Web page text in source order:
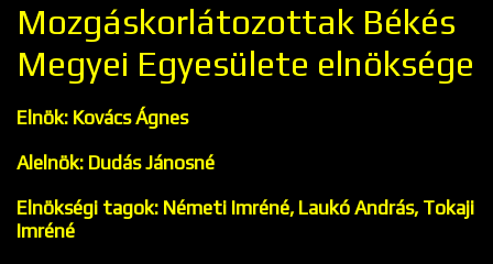
Mozgáskorlátozottak Békés
Megyei Egyesülete elnöksége
Elnök: Kovács Ágnes
Alelnök: Dudás Jánosné
Elnökségi tagok: Németi Imréné, Laukó András, Tokaji
Imréné